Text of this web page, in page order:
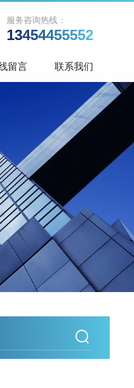
服务咨询热线：
13454455552
留言 联系我们